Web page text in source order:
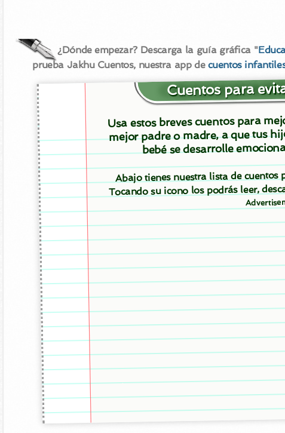
¿Dónde empezar? Descarga la guía gráfica "
prueba Jakhu Cuentos, nuestra app de cuentos
Cuentos para
Usa estos breves cuentos para
mejor padre o madre, a que tus
bebé se desarrolle
Abajo tienes nuestra lista de
Tocando su icono los podrás leer,